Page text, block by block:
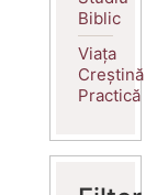
Biblic
Viața
Creștină
Practică